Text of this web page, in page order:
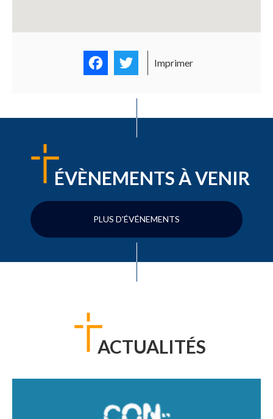
FacebookTwitter
Imprimer
ÉVÈNEMENTS À VENIR
PLUS D'ÉVÉNEMENTS
ACTUALITÉS